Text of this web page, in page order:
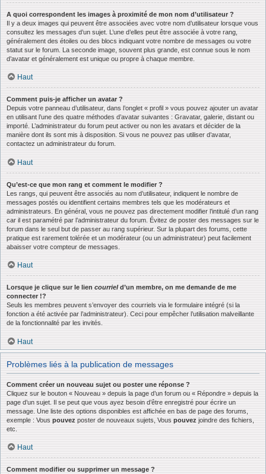
A quoi correspondent les images à proximité de mon nom d’utilisateur ?
Il y a deux images qui peuvent être associées avec votre nom d’utilisateur lorsque vous
consultez les messages d’un sujet. L’une d’elles peut être associée à votre rang,
généralement des étoiles ou des blocs indiquant votre nombre de messages ou votre
statut sur le forum. La seconde image, souvent plus grande, est connue sous le nom
d’avatar et généralement est unique ou propre à chaque membre.
Haut
Comment puis-je afficher un avatar ?
Depuis votre panneau d’utilisateur, dans l’onglet « profil » vous pouvez ajouter un avatar
en utilisant l’une des quatre méthodes d’avatar suivantes : Gravatar, galerie, distant ou
importé. L’administrateur du forum peut activer ou non les avatars et décider de la
manière dont ils sont mis à disposition. Si vous ne pouvez pas utiliser d’avatar,
contactez un administrateur du forum.
Haut
Qu’est-ce que mon rang et comment le modifier ?
Les rangs, qui peuvent être associés au nom d’utilisateur, indiquent le nombre de
messages postés ou identifient certains membres tels que les modérateurs et
administrateurs. En général, vous ne pouvez pas directement modifier l’intitulé d’un rang
car il est paramétré par l’administrateur du forum. Évitez de poster des messages sur le
forum dans le seul but de passer au rang supérieur. Sur la plupart des forums, cette
pratique est rarement tolérée et un modérateur (ou un administrateur) peut facilement
abaisser votre compteur de messages.
Haut
Lorsque je clique sur le lien courrield’un membre, on me demande de me
connecter !?
Seuls les membres peuvent s’envoyer des courriels via le formulaire intégré (si la
fonction a été activée par l’administrateur). Ceci pour empêcher l’utilisation malveillante
de la fonctionnalité par les invités.
Haut
Problèmes liés à la publication de messages
Comment créer un nouveau sujet ou poster une réponse ?
Cliquez sur le bouton « Nouveau » depuis la page d’un forum ou « Répondre » depuis la
page d’un sujet. Il se peut que vous ayez besoin d’être enregistré pour écrire un
message. Une liste des options disponibles est affichée en bas de page des forums,
exemple : Vous pouvez poster de nouveaux sujets, Vous pouvez joindre des fichiers,
etc.
Haut
Comment modifier ou supprimer un message ?